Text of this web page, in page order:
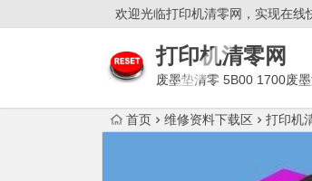
欢迎光临打印机清零网，实现在线
打印机清零网
废墨垫清零 5B00 1700废
首页 维修资料下载区 打印机